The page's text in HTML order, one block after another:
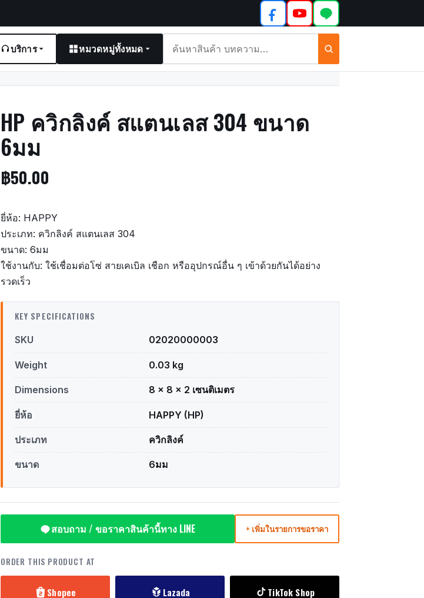
บริการ หมวดหมู่ทั้งหมด
และ
บทความ
HP ควิกลิงค์ สแตนเลส 304 ขนาด
6มม
฿50.00
ยี่ห้อ: HAPPY
ประเภท: ควิกลิงค์ สแตนเลส 304
ขนาด: 6มม
ใช้งานกับ: ใช้เชื่อมต่อโซ่ สายเคเบิล เชือก หรืออุปกรณ์อื่น ๆ เข้าด้วยกันได้อย่าง
รวดเร็ว
KEY SPECIFICATIONS
SKU 02020000003
Weight 0.03 kg
Dimensions 8 × 8 × 2 เซนติเมตร
ยี่ห้อ HAPPY (HP)
ประเภท ควิกลิงค์
ขนาด 6มม
สอบถาม / ขอราคาสินค้านี้ทาง LINE + เพิ่มในรายการขอราคา
ORDER THIS PRODUCT AT
Shopee Lazada TikTok Shop